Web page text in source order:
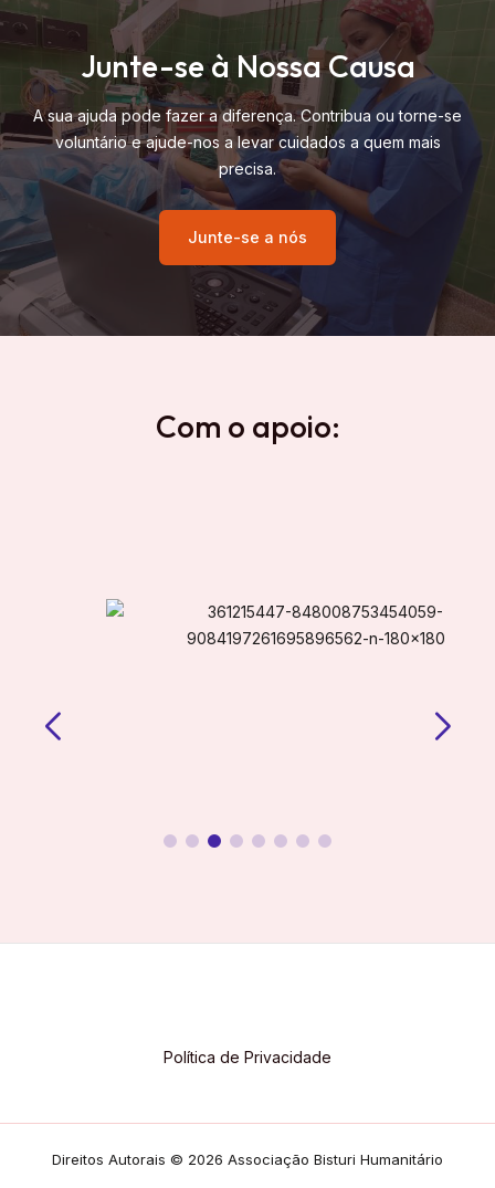
Junte-se à Nossa Causa
A sua ajuda pode fazer a diferença. Contribua ou torne-se
voluntário e ajude-nos a levar cuidados a quem mais
precisa.
Junte-se a nós
Com o apoio:
Política de Privacidade
Direitos Autorais © 2026 Associação Bisturi Humanitário